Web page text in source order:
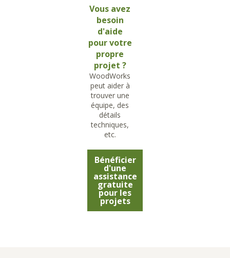
Vous avez
besoin
d'aide
pour votre
propre
projet ?
WoodWorks
peut aider à
trouver une
équipe, des
détails
techniques,
etc.
Bénéficier
d'une
assistance
gratuite
pour les
projets